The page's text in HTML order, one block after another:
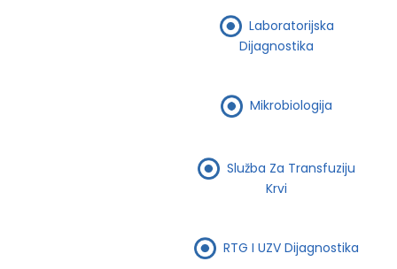
Laboratorijska
Dijagnostika
Mikrobiologija
Služba Za Transfuziju
Krvi
RTG I UZV Dijagnostika